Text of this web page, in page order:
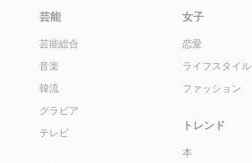
芸能
芸能総合
音楽
韓流
グラビア
テレビ
女子
恋愛
ライフスタイル
ファッション
トレンド
本